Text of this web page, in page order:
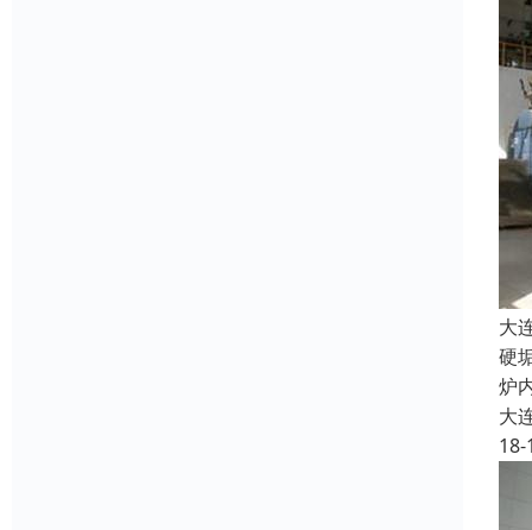
大
硬
炉
大
18-